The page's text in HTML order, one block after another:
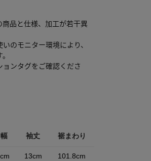
品と仕様、加工が若干異
のモニター環境により、
ンタグをご確認くださ
袖丈 裾まわり
13cm 101.8cm